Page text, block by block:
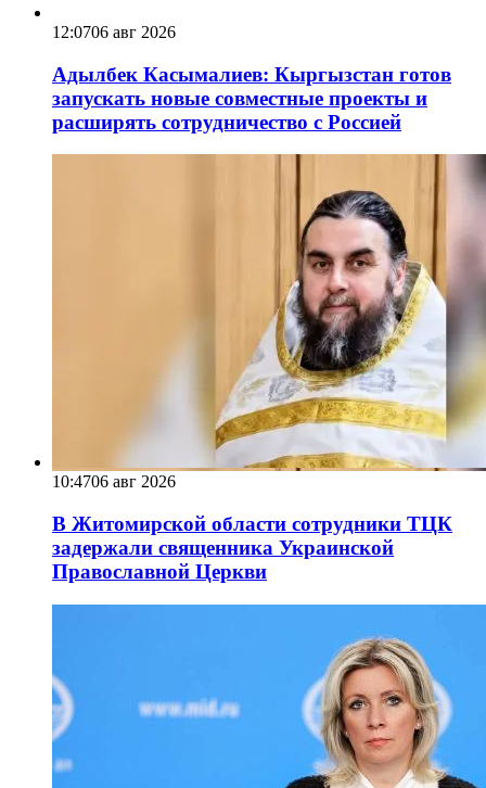
12:0706 авг 2026
Адылбек Касымалиев: Кыргызстан готов
запускать новые совместные проекты и
расширять сотрудничество с Россией
10:4706 авг 2026
В Житомирской области сотрудники ТЦК
задержали священника Украинской
Православной Церкви